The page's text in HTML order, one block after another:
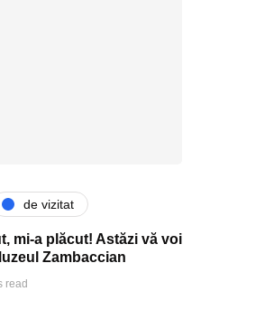
de vizitat
mi-a plăcut! Astăzi vă voi
Zambaccian
read